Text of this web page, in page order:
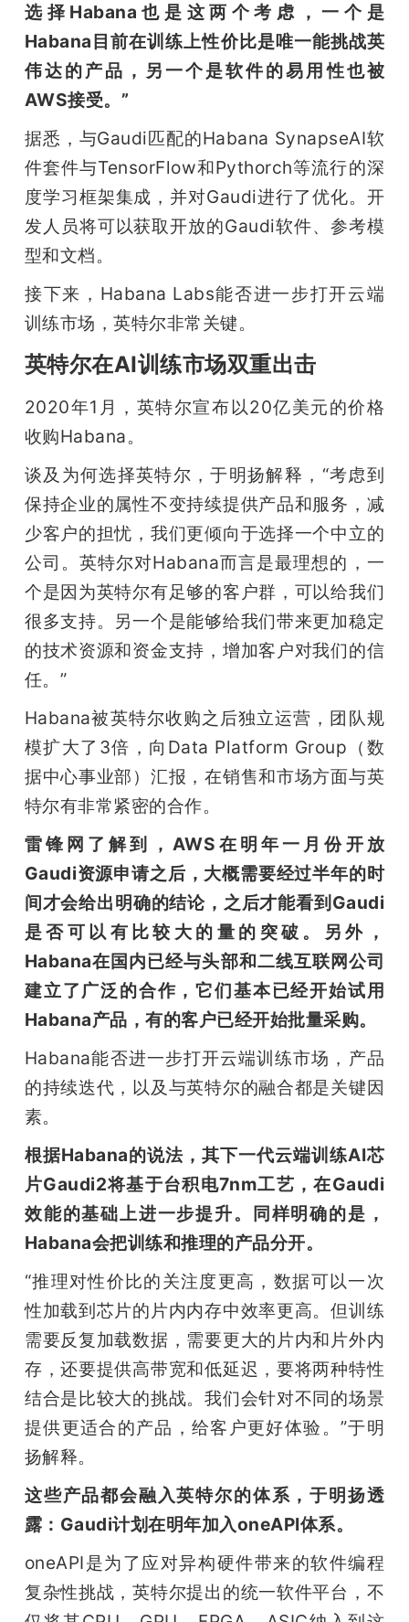
选择Habana也是这两个考虑，一个是
Habana目前在训练上性价比是唯一能挑战英
伟达的产品，另一个是软件的易用性也被
AWS接受。”
据悉，与Gaudi匹配的Habana SynapseAI软
件套件与TensorFlow和Pythorch等流行的深
度学习框架集成，并对Gaudi进行了优化。开
发人员将可以获取开放的Gaudi软件、参考模
型和文档。
接下来，Habana Labs能否进一步打开云端
训练市场，英特尔非常关键。
英特尔在AI训练市场双重出击
2020年1月，英特尔宣布以20亿美元的价格
收购Habana。
谈及为何选择英特尔，于明扬解释，“考虑到
保持企业的属性不变持续提供产品和服务，减
少客户的担忧，我们更倾向于选择一个中立的
公司。英特尔对Habana而言是最理想的，一
个是因为英特尔有足够的客户群，可以给我们
很多支持。另一个是能够给我们带来更加稳定
的技术资源和资金支持，增加客户对我们的信
任。”
Habana被英特尔收购之后独立运营，团队规
模扩大了3倍，向Data Platform Group（数
据中心事业部）汇报，在销售和市场方面与英
特尔有非常紧密的合作。
雷锋网了解到，AWS在明年一月份开放
Gaudi资源申请之后，大概需要经过半年的时
间才会给出明确的结论，之后才能看到Gaudi
是否可以有比较大的量的突破。另外，
Habana在国内已经与头部和二线互联网公司
建立了广泛的合作，它们基本已经开始试用
Habana产品，有的客户已经开始批量采购。
Habana能否进一步打开云端训练市场，产品
的持续迭代，以及与英特尔的融合都是关键因
素。
根据Habana的说法，其下一代云端训练AI芯
片Gaudi2将基于台积电7nm工艺，在Gaudi
效能的基础上进一步提升。同样明确的是，
Habana会把训练和推理的产品分开。
“推理对性价比的关注度更高，数据可以一次
性加载到芯片的片内内存中效率更高。但训练
需要反复加载数据，需要更大的片内和片外内
存，还要提供高带宽和低延迟，要将两种特性
结合是比较大的挑战。我们会针对不同的场景
提供更适合的产品，给客户更好体验。”于明
扬解释。
这些产品都会融入英特尔的体系，于明扬透
露：Gaudi计划在明年加入oneAPI体系。
oneAPI是为了应对异构硬件带来的软件编程
复杂性挑战，英特尔提出的统一软件平台，不